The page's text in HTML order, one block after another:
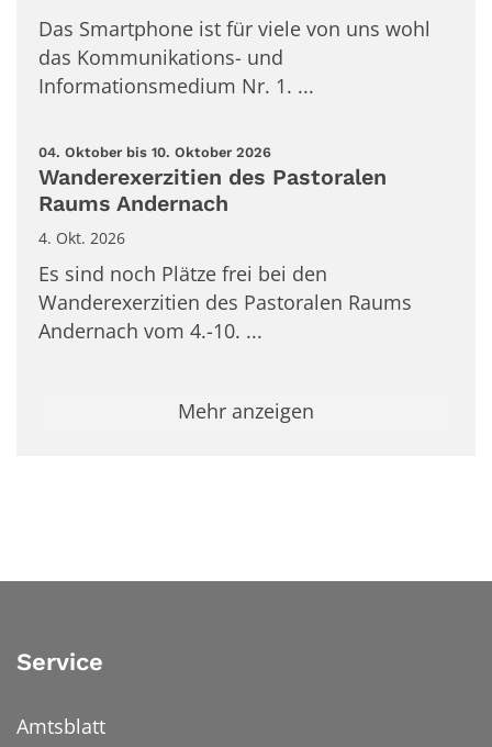
Das Smartphone ist für viele von uns wohl
das Kommunikations- und
Informationsmedium Nr. 1. ...
04. Oktober bis 10. Oktober 2026:
Wanderexerzitien des Pastoralen
Raums Andernach
4. Okt. 2026
Es sind noch Plätze frei bei den
Wanderexerzitien des Pastoralen Raums
Andernach vom 4.-10. ...
Mehr anzeigen
Service
Amtsblatt